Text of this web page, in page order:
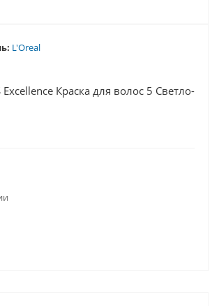
L'Oreal
Excellence Краска для волос 5 Светло-